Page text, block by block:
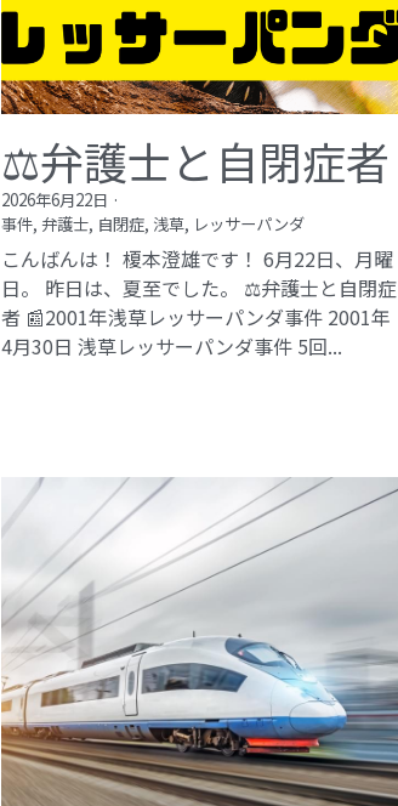
⚖️弁護士と自閉症者
2026年6月22日 ·
事件, 弁護士, 自閉症, 浅草, レッサーパンダ
こんばんは！ 榎本澄雄です！ 6月22日、月曜
日。 昨日は、夏至でした。 ⚖️弁護士と自閉症
者 📰2001年浅草レッサーパンダ事件​ 2001年
4月30日 浅草レッサーパンダ事件 5回...